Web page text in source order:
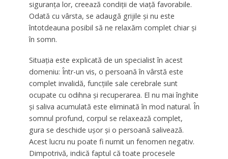
siguranța lor, creează condiții de viață favorabile.
Odată cu vârsta, se adaugă grijile și nu este
întotdeauna posibil să ne relaxăm complet chiar și
în somn.
Situația este explicată de un specialist în acest
domeniu: Într-un vis, o persoană în vârstă este
complet invalidă, funcțiile sale cerebrale sunt
ocupate cu odihna și recuperarea. El nu mai înghite
și saliva acumulată este eliminată în mod natural. În
somnul profund, corpul se relaxează complet,
gura se deschide ușor și o persoană salivează.
Acest lucru nu poate fi numit un fenomen negativ.
Dimpotrivă, indică faptul că toate procesele